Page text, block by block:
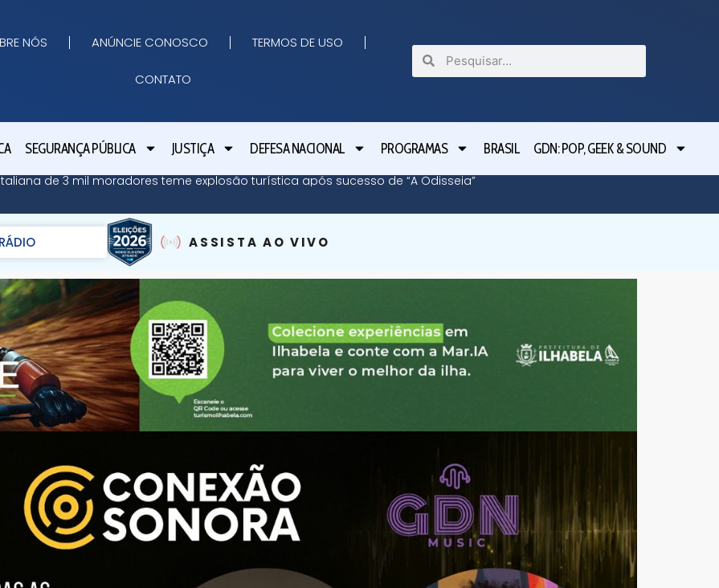
NÓS ANÚNCIE CONOSCO TERMOS DE USO
CONTATO
SEGURANÇA PÚBLICA JUSTIÇA DEFESA NACIONAL PROGRAMAS BRASIL GDN: POP, GEEK & SOUND
de 3 mil moradores teme explosão turística após sucesso de “A Odisseia” Lula
RÁDIO ASSISTA AO VIVO